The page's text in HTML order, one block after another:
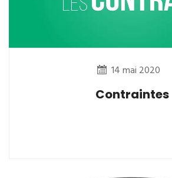
14 mai 2020
Contraintes